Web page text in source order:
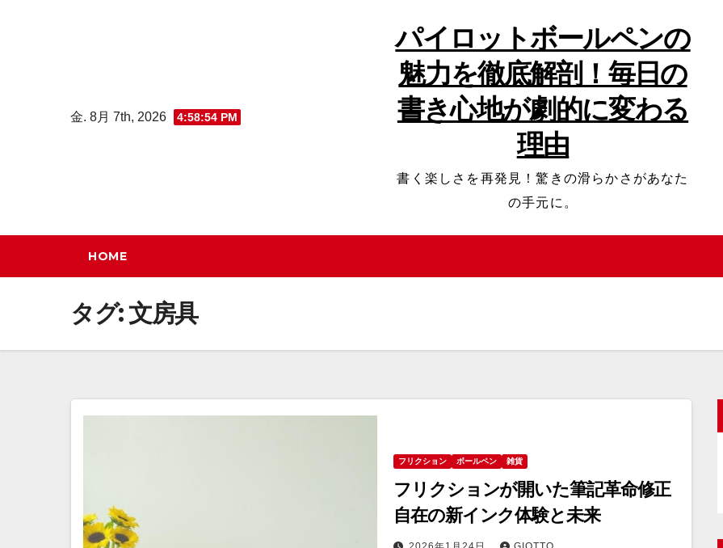
金. 8月 7th, 2026 4:58:55 PM
パイロットボールペンの
魅力を徹底解剖！毎日の
書き心地が劇的に変わる
理由
書く楽しさを再発見！驚きの滑らかさがあなた
の手元に。
HOME
タグ:文房具
フリクション ボールペン 雑貨
フリクションが開いた筆記革命修正
自在の新インク体験と未来